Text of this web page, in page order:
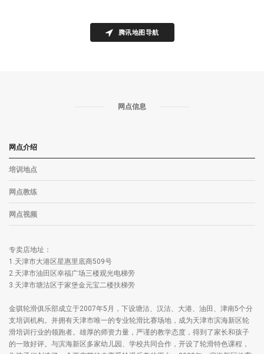
腾讯地图导航
网点信息
网点介绍
培训地点
网点教练
网点视频
专卖店地址：
1.天津市大港区星惠里底商509号
2.天津市油田区幸福广场三楼观光电梯旁
3.天津市塘沽区于家堡金元宝二楼扶梯旁
金骐轮滑俱乐部成立于2007年5月，下设塘沽、汉沽、大港、油田、津南5个分
支培训机构。并拥有天津市唯一的专业轮滑比赛场地，成为天津市滨海新区轮
滑培训行业的领跑者。雄厚的师资力量，严谨的教学态度，得到了家长和孩子
的一致好评。与滨海新区多家幼儿园、学校共同合作，开设了轮滑特色课程，